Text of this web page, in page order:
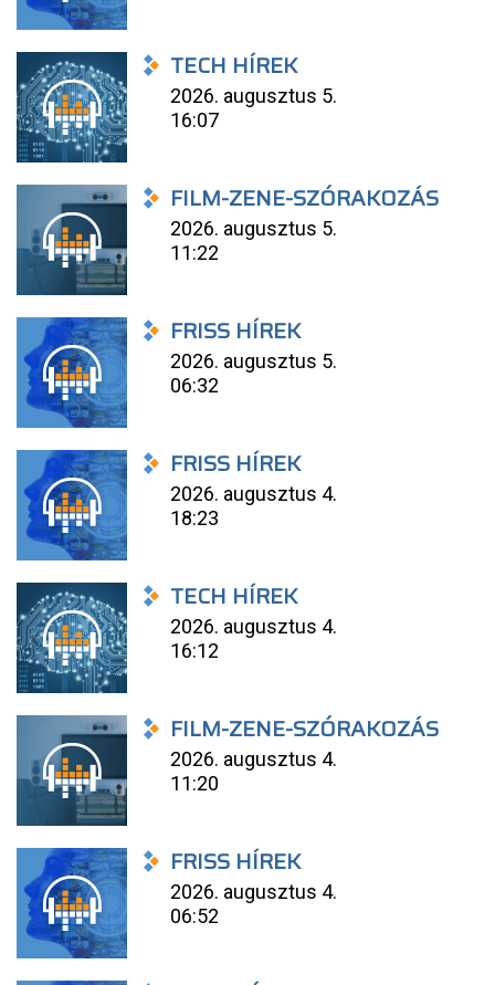
TECH HÍREK
2026. augusztus 5.
16:07
FILM-ZENE-SZÓRAKOZÁS
2026. augusztus 5.
11:22
FRISS HÍREK
2026. augusztus 5.
06:32
FRISS HÍREK
2026. augusztus 4.
18:23
TECH HÍREK
2026. augusztus 4.
16:12
FILM-ZENE-SZÓRAKOZÁS
2026. augusztus 4.
11:20
FRISS HÍREK
2026. augusztus 4.
06:52